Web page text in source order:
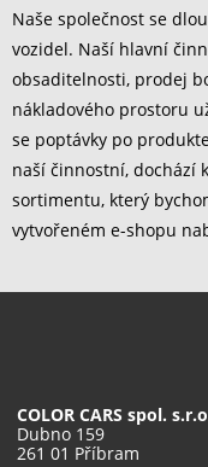
Naše společnost se
vozidel. Naší hlavní
obsaditelnosti, prodej
nákladového prostoru
se poptávky po
naší činnostní, dochází
sortimentu, který
vytvořeném e-shopu
COLOR CARS spol.
Dubno 159
261 01 Příbram